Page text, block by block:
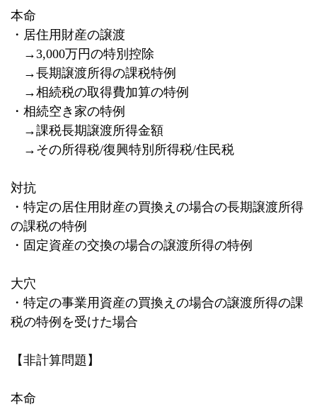
本命
・居住用財産の譲渡
→3,000万円の特別控除
→長期譲渡所得の課税特例
→相続税の取得費加算の特例
・相続空き家の特例
→課税長期譲渡所得金額
→その所得税/復興特別所得税/住民税
対抗
・特定の居住用財産の買換えの場合の長期譲渡所得
の課税の特例
・固定資産の交換の場合の譲渡所得の特例
大穴
・特定の事業用資産の買換えの場合の譲渡所得の課
税の特例を受けた場合
【非計算問題】
本命